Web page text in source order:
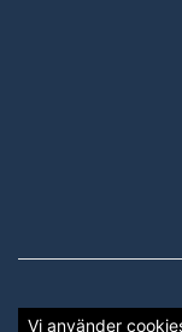
Vi använder
Copyright ©